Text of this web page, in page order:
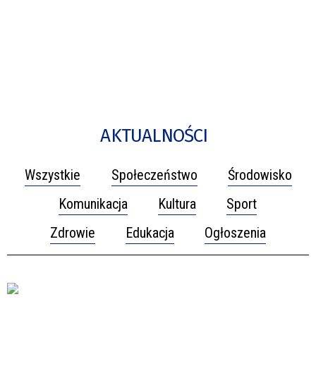
AKTUALNOŚCI
Wszystkie Społeczeństwo
Środowisko
Komunikacja
Kultura
Sport
Zdrowie
Edukacja Ogłoszenia